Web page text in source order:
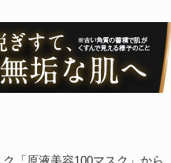
「原液美容100マスク」から